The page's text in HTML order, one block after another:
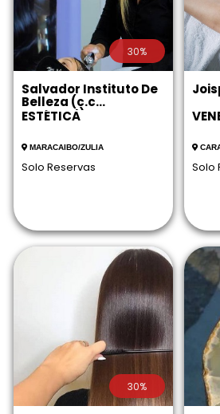
30%
Salvador Instituto De
Belleza (c.c
Metrosol)
ESTÉTICA
MARACAIBO/ZULIA
Solo Reservas Solo
30%